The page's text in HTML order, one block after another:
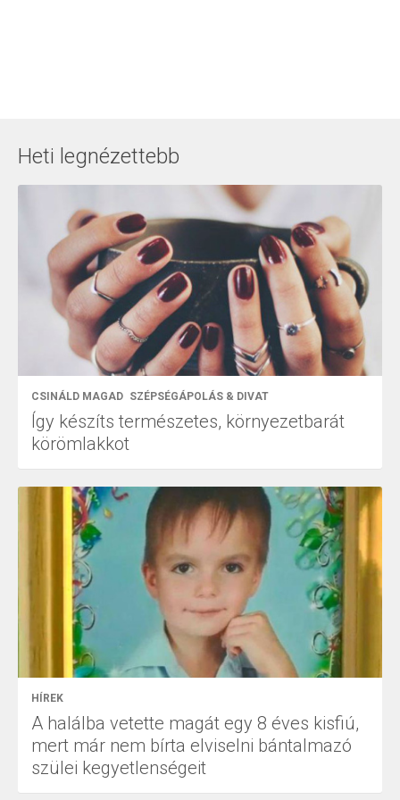
Heti legnézettebb
CSINÁLD MAGAD SZÉPSÉGÁPOLÁS & DIVAT
Így készíts természetes, környezetbarát
körömlakkot
HÍREK
A halálba vetette magát egy 8 éves kisfiú,
mert már nem bírta elviselni bántalmazó
szülei kegyetlenségeit